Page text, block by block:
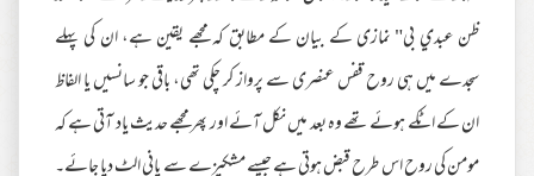
ظن عبدي بي" نمازی کے بیان کے مطابق کہ مجھے یقین ہے، ان کی پہلے
سجدے میں ہی روح قفس عنصری سے پرواز کر چکی تھی، باقی جو سانسیں یا الفاظ
ان کے اٹکے ہوئے تھے وہ بعد میں نکل آئے اور پھر مجھے حدیث یاد آتی ہے کہ
مومن کی روح اس طرح قبض ہوتی ہے جیسے مشکیزے سے پانی الٹ دیا جائے۔